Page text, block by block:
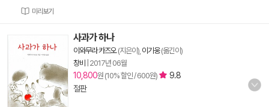
미리보기
사과가 하나
이와무라 카즈오(지은이), 이기웅(옮긴이)
창비
2017년 06월
10,800원 (10% 할인 / 600원)
9.8
절판